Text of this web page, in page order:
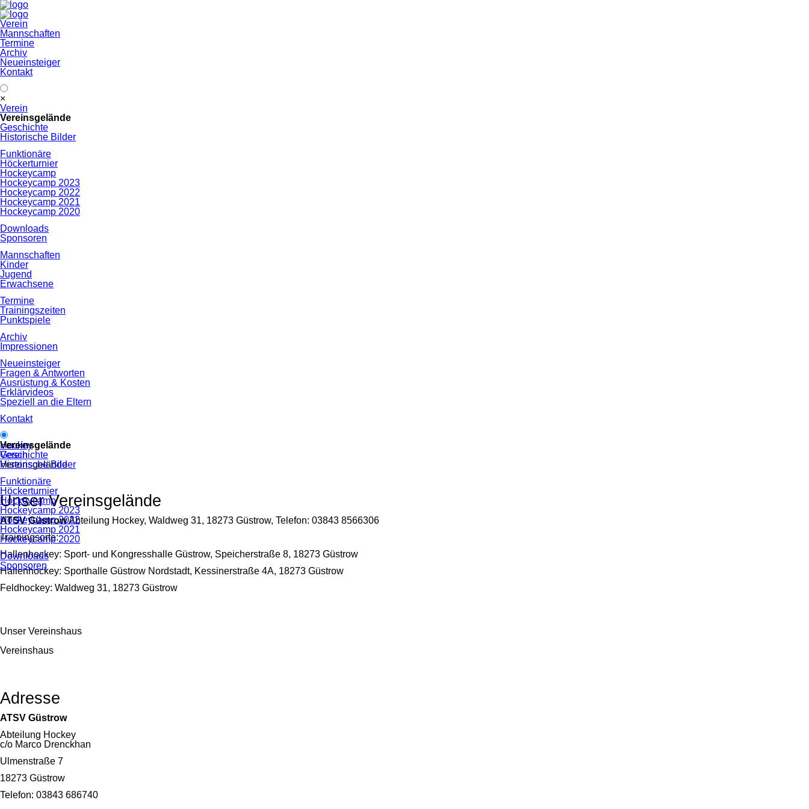
Navigation
überspringen
Verein
Mannschaften
Termine
Archiv
Neueinsteiger
Kontakt
×
überspringen
Verein
Vereinsgelände
Geschichte
Historische Bilder
Funktionäre
Höckerturnier
Hockeycamp
Hockeycamp 2023
Hockeycamp 2022
Hockeycamp 2021
Hockeycamp 2020
Downloads
Sponsoren
Mannschaften
Kinder
Jugend
Erwachsene
Termine
Trainingszeiten
Punktspiele
Archiv
Impressionen
Neueinsteiger
Fragen & Antworten
Ausrüstung & Kosten
Erklärvideos
Speziell an die Eltern
Kontakt
Hockey
Verein
Vereinsgelände
Unser Vereinsgelände
ATSV GüstrowAbteilung Hockey, Waldweg 31, 18273 Güstrow, Telefon: 03843 8566306
Trainingsorte:
Hallenhockey: Sport- und Kongresshalle Güstrow, Speicherstraße 8, 18273 Güstrow
Hallenhockey: Sporthalle Güstrow Nordstadt, Kessinerstraße 4A, 18273 Güstrow
Feldhockey: Waldweg 31, 18273 Güstrow
Unser Vereinshaus
Vereinshaus
Navigation
überspringen
Vereinsgelände
Geschichte
Historische Bilder
Funktionäre
Höckerturnier
Hockeycamp
Hockeycamp 2023
Hockeycamp 2022
Hockeycamp 2021
Hockeycamp 2020
Downloads
Sponsoren
Adresse
ATSV Güstrow
Abteilung Hockey
c/o Marco Drenckhan
Ulmenstraße 7
18273 Güstrow
Telefon: 03843 686740